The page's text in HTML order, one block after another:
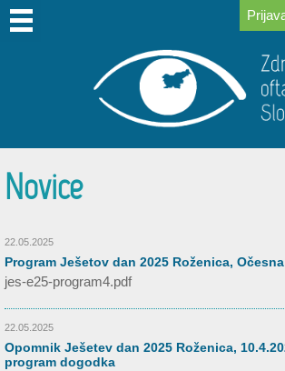
DOMOV
O
PRIDRUŽITE
ZA
KONGRESI
ZA
POVEZAVE
NOVICE
IZOBRAŽEVANJE
SKLAD
Novice
22.05.2025
Program Ješetov dan 2025 Roženica,
jes-e25-program4.pdf
22.05.2025
Opomnik Ješetev dan 2025 Roženica,
program dogodka